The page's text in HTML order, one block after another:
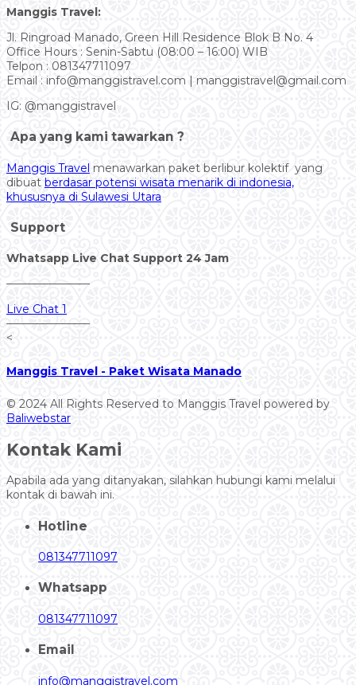
Manggis Travel:
Jl. Ringroad Manado, Green Hill Residence Blok B No. 4
Office Hours : Senin-Sabtu (08:00 – 16:00) WIB
Telpon : 081347711097
Email : info@manggistravel.com | manggistravel@gmail.com
IG: @manggistravel
Apa yang kami tawarkan ?
Manggis Travel menawarkan paket berlibur kolektif yang
dibuat berdasar potensi wisata menarik di indonesia,
khususnya di Sulawesi Utara
Support
Whatsapp Live Chat Support 24 Jam
———————–
Live Chat 1
———————–
<
Manggis Travel - Paket Wisata Manado
© 2024 All Rights Reserved to Manggis Travel powered by
Baliwebstar
Kontak Kami
Apabila ada yang ditanyakan, silahkan hubungi kami melalui
kontak di bawah ini.
Hotline
081347711097
Whatsapp
081347711097
Email
info@manggistravel.com